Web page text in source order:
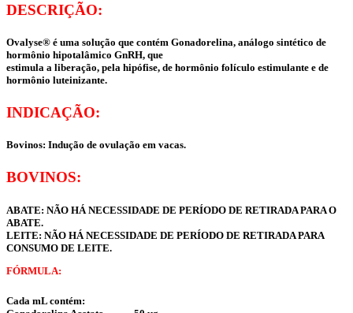
DESCRIÇÃO:
Ovalyse® é uma solução que contém Gonadorelina, análogo sintético de
hormônio hipotalâmico GnRH, que
estimula a liberação, pela hipófise, de hormônio folículo estimulante e de
hormônio luteinizante.
INDICAÇÃO:
Bovinos: Indução de ovulação em vacas.
BOVINOS:
ABATE: NÃO HÁ NECESSIDADE DE PERÍODO DE RETIRADA PARA O
ABATE.
LEITE: NÃO HÁ NECESSIDADE DE PERÍODO DE RETIRADA PARA
CONSUMO DE LEITE.
FÓRMULA:
Cada mL contém: